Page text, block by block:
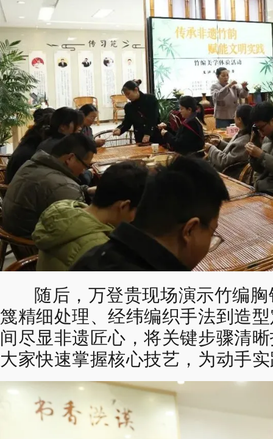
随后， 万登贵现场演示竹编
篾精细处理、经纬编织手法到造
间尽显非遗匠心，将关键步骤清
大家快速掌握核心技艺， 为动手